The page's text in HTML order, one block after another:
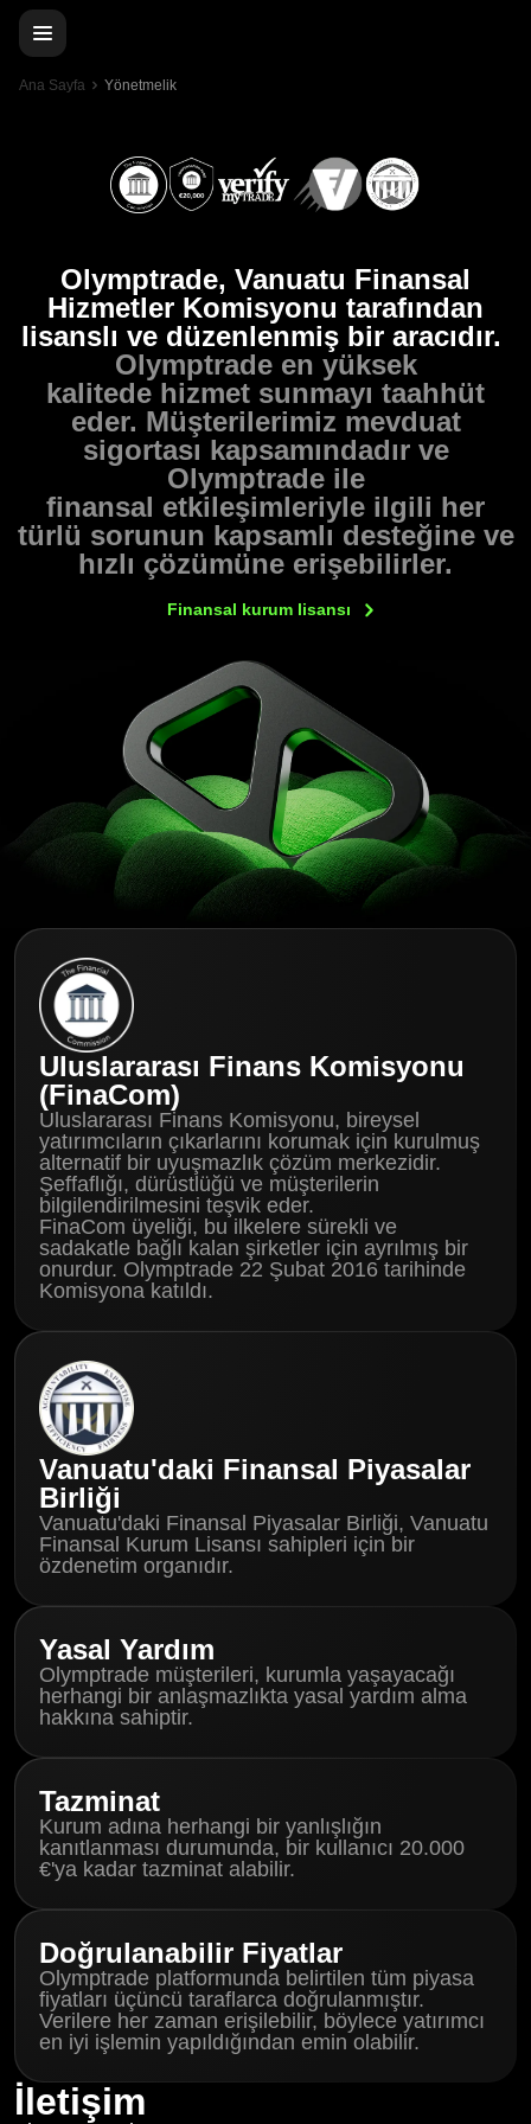
Ana Sayfa Yönetmelik
Olymptrade, Vanuatu Finansal
Hizmetler Komisyonu tarafından
lisanslı ve düzenlenmiş bir aracıdır.
Olymptrade en yüksek
kalitede hizmet sunmayı taahhüt
eder. Müşterilerimiz mevduat
sigortası kapsamındadır ve
Olymptrade ile
finansal etkileşimleriyle ilgili her
türlü sorunun kapsamlı desteğine ve
hızlı çözümüne erişebilirler.
Finansal kurum lisansı
Uluslararası Finans Komisyonu
(FinaCom)
Uluslararası Finans Komisyonu, bireysel
yatırımcıların çıkarlarını korumak için kurulmuş
alternatif bir uyuşmazlık çözüm merkezidir.
Şeffaflığı, dürüstlüğü ve müşterilerin
bilgilendirilmesini teşvik eder.
FinaCom üyeliği, bu ilkelere sürekli ve
sadakatle bağlı kalan şirketler için ayrılmış bir
onurdur. Olymptrade 22 Şubat 2016 tarihinde
Komisyona katıldı.
Vanuatu'daki Finansal Piyasalar
Birliği
Vanuatu'daki Finansal Piyasalar Birliği, Vanuatu
Finansal Kurum Lisansı sahipleri için bir
özdenetim organıdır.
Yasal Yardım
Olymptrade müşterileri, kurumla yaşayacağı
herhangi bir anlaşmazlıkta yasal yardım alma
hakkına sahiptir.
Tazminat
Kurum adına herhangi bir yanlışlığın
kanıtlanması durumunda, bir kullanıcı 20.000
€'ya kadar tazminat alabilir.
Doğrulanabilir Fiyatlar
Olymptrade platformunda belirtilen tüm piyasa
fiyatları üçüncü taraflarca doğrulanmıştır.
Verilere her zaman erişilebilir, böylece yatırımcı
en iyi işlemin yapıldığından emin olabilir.
İletişim